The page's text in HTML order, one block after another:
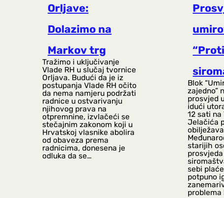
Orljave:
Dolazimo na
Markov trg
Tražimo i uključivanje
Vlade RH u slučaj tvornice
Orljava. Budući da je iz
postupanja Vlade RH očito
da nema namjeru podržati
radnice u ostvarivanju
njihovog prava na
otpremnine, izvlačeći se
stečajnim zakonom koji u
Hrvatskoj vlasnike abolira
od obaveza prema
radnicima, donesena je
odluka da se…
Blok
zajedno”
prosvjed
idući
12 sati na
Jelačića
starijih
sebi
potpuno
problema